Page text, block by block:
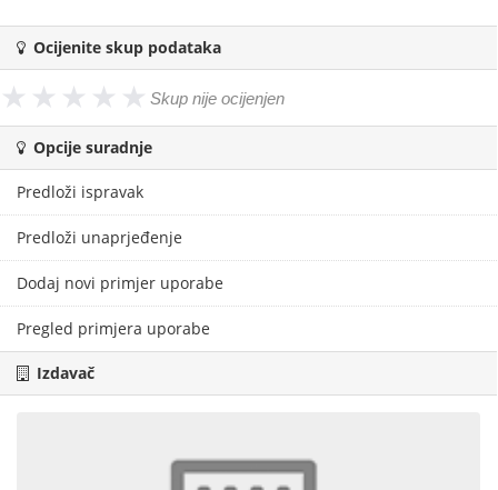
Ocijenite skup podataka
Opcije suradnje
Predloži ispravak
Predloži unaprjeđenje
Dodaj novi primjer uporabe
Pregled primjera uporabe
Izdavač